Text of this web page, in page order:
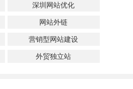
深圳网站优化
网站外链
营销型网站建设
外贸独立站